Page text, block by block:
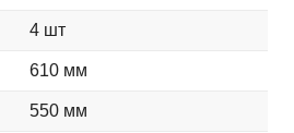
4 шт
610 мм
550 мм